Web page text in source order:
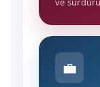
💼